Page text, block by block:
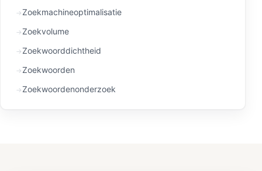
Zoekmachineoptimalisatie
Zoekvolume
Zoekwoorddichtheid
Zoekwoorden
Zoekwoordenonderzoek